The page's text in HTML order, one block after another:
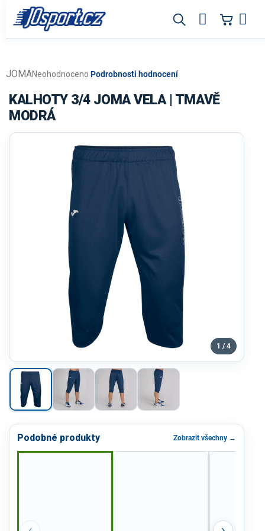
obsah
Průměrné
produktu
je
0,0
Neohodnoceno Podrobnosti hodnocení
JOMA
KALHOTY 3/4 JOMA VELA | TMAVĚ
MODRÁ
1 / 4
Podobné produkty Zobrazit všechny →